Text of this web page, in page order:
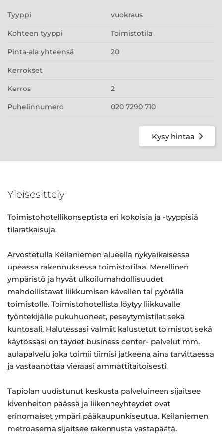
Tyyppi vuokraus
Kohteen tyyppi Toimistotila
Pinta-ala yhteensä 20
Kerrokset
Kerros 2
Puhelinnumero 020 7290 710
Kysy hintaa
Yleisesittely
Toimistohotellikonseptista eri kokoisia ja -tyyppisiä
tilaratkaisuja.
Arvostetulla Keilaniemen alueella nykyaikaisessa
upeassa rakennuksessa toimistotilaa. Merellinen
ympäristö ja hyvät ulkoilumahdollisuudet
mahdollistavat liikkumisen kävellen tai pyörällä
toimistolle. Toimistohotellista löytyy liikkuvalle
työntekijälle pukuhuoneet, peseytymistilat sekä
kuntosali. Halutessasi valmiit kalustetut toimistot sekä
käytössäsi on täydet business center- palvelut mm.
aulapalvelu joka toimii tiimisi jatkeena aina tarvittaessa
ja vastaanottaa vieraasi ammattitaitoisesti.
Tapiolan uudistunut keskusta palveluineen sijaitsee
kivenheiton päässä ja liikenneyhteydet ovat
erinomaiset ympäri pääkaupunkiseutua. Keilaniemen
metroasema sijaitsee rakennusta vastapäätä.